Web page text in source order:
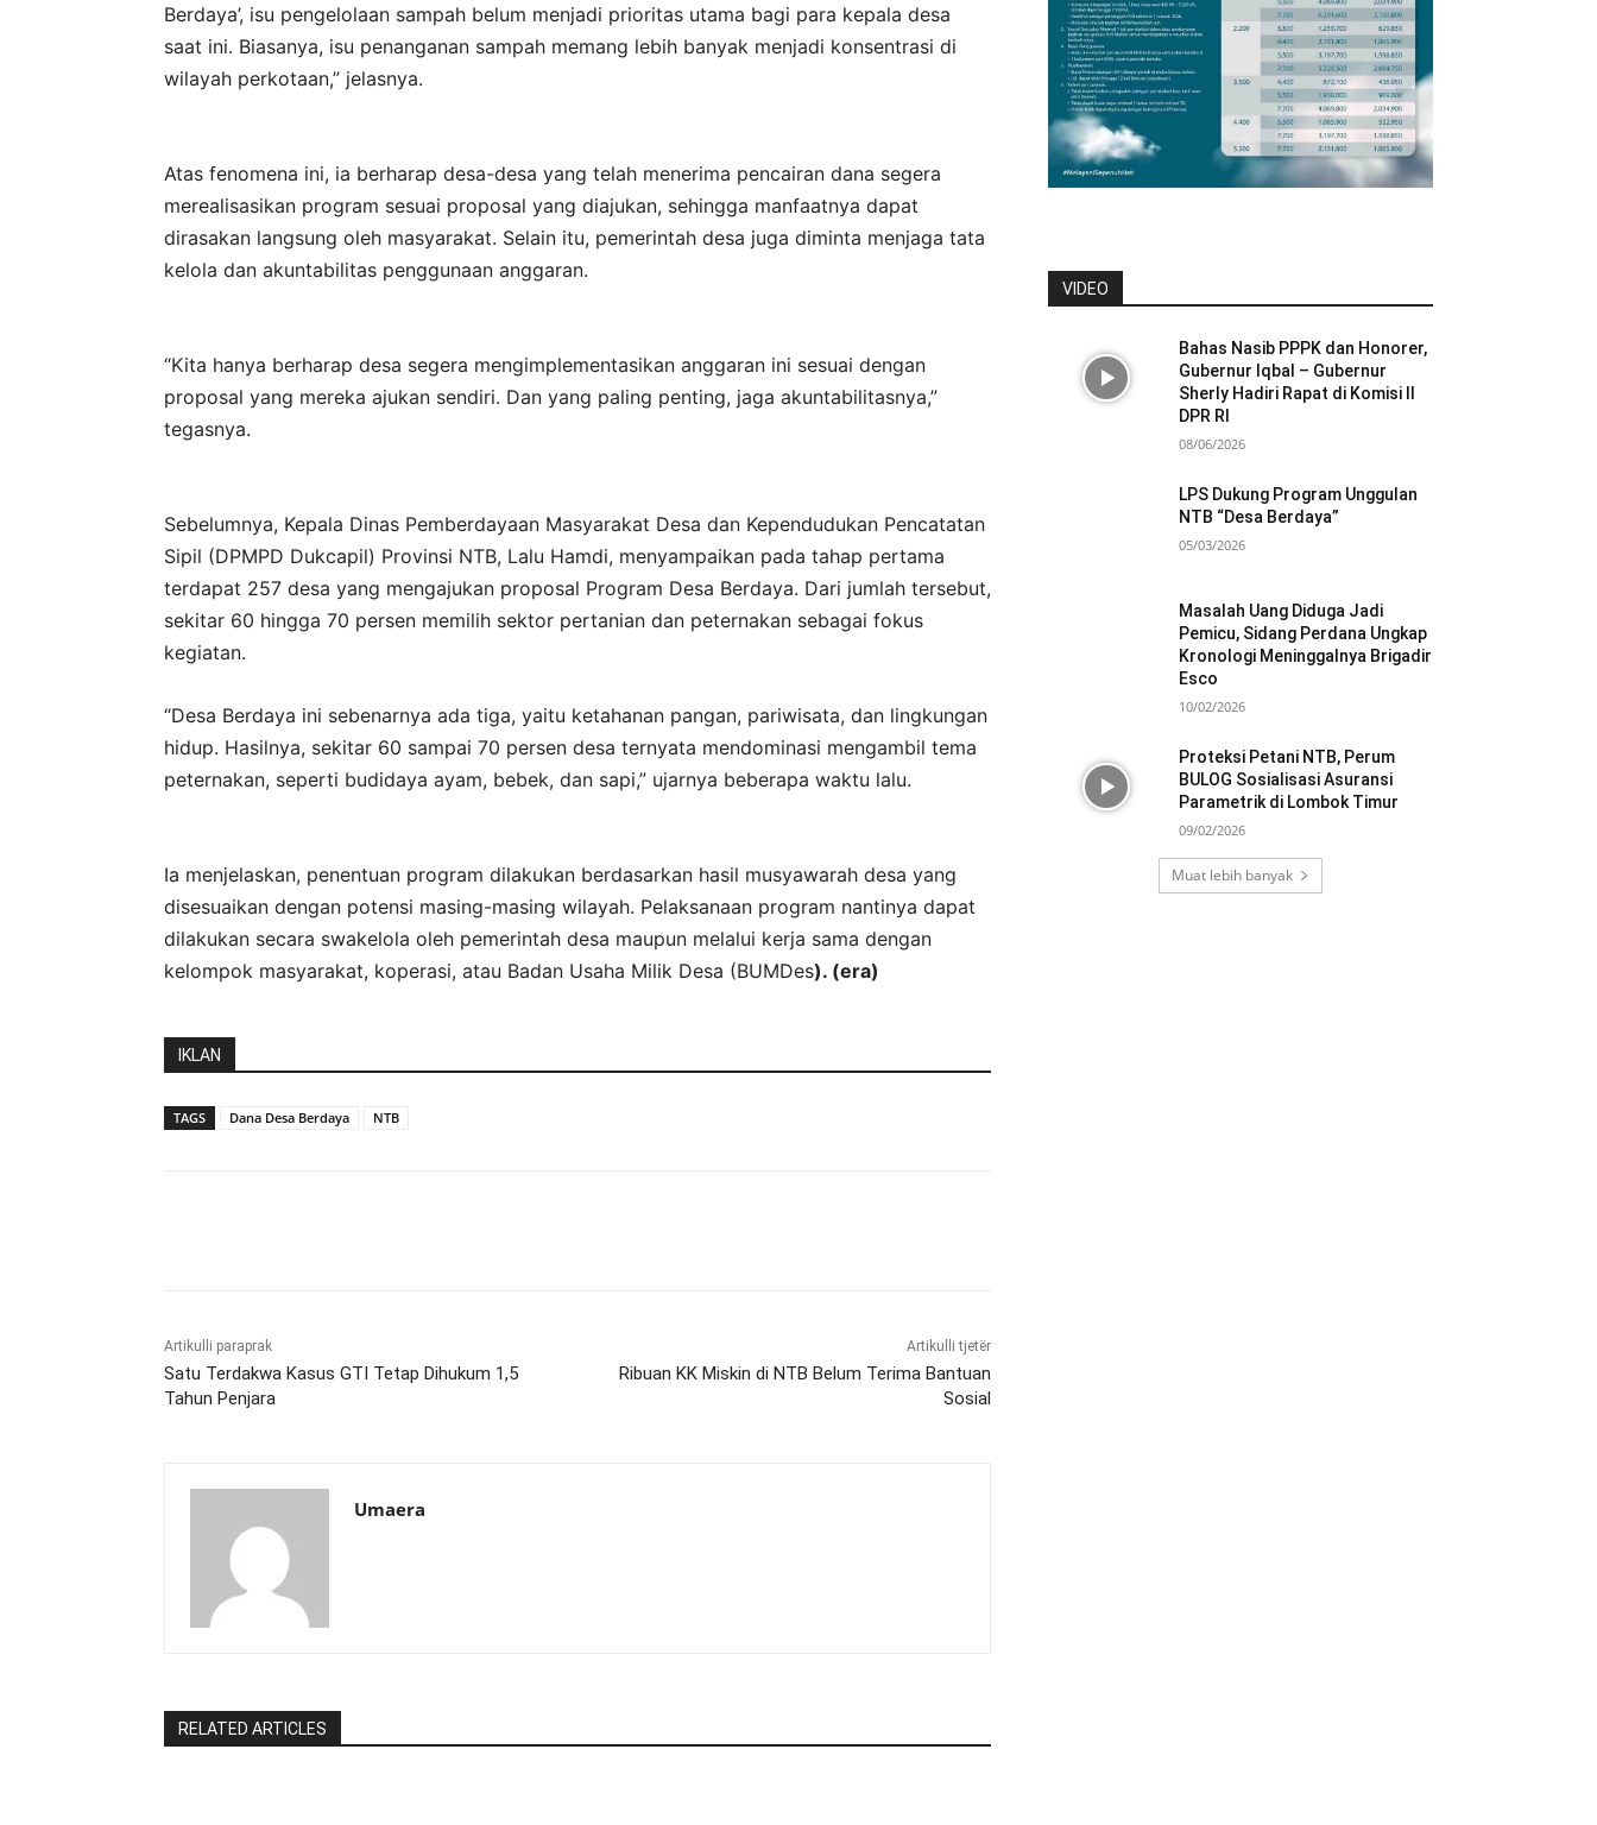
Berdaya’, isu pengelolaan sampah belum menjadi prioritas utama bagi para kepala desa
saat ini. Biasanya, isu penanganan sampah memang lebih banyak menjadi konsentrasi di
wilayah perkotaan,” jelasnya.
Atas fenomena ini, ia berharap desa-desa yang telah menerima pencairan dana segera
merealisasikan program sesuai proposal yang diajukan, sehingga manfaatnya dapat
dirasakan langsung oleh masyarakat. Selain itu, pemerintah desa juga diminta menjaga tata
kelola dan akuntabilitas penggunaan anggaran.
“Kita hanya berharap desa segera mengimplementasikan anggaran ini sesuai dengan
proposal yang mereka ajukan sendiri. Dan yang paling penting, jaga akuntabilitasnya,”
tegasnya.
Sebelumnya, Kepala Dinas Pemberdayaan Masyarakat Desa dan Kependudukan Pencatatan
Sipil (DPMPD Dukcapil) Provinsi NTB, Lalu Hamdi, menyampaikan pada tahap pertama
terdapat 257 desa yang mengajukan proposal Program Desa Berdaya. Dari jumlah tersebut,
sekitar 60 hingga 70 persen memilih sektor pertanian dan peternakan sebagai fokus
kegiatan.
“Desa Berdaya ini sebenarnya ada tiga, yaitu ketahanan pangan, pariwisata, dan lingkungan
hidup. Hasilnya, sekitar 60 sampai 70 persen desa ternyata mendominasi mengambil tema
peternakan, seperti budidaya ayam, bebek, dan sapi,” ujarnya beberapa waktu lalu.
Ia menjelaskan, penentuan program dilakukan berdasarkan hasil musyawarah desa yang
disesuaikan dengan potensi masing-masing wilayah. Pelaksanaan program nantinya dapat
dilakukan secara swakelola oleh pemerintah desa maupun melalui kerja sama dengan
kelompok masyarakat, koperasi, atau Badan Usaha Milik Desa (BUMDes). (era)
IKLAN
TAGS Dana Desa Berdaya NTB
Artikulli paraprak
Satu Terdakwa Kasus GTI Tetap Dihukum 1,5
Tahun Penjara
Artikulli tjetër
Ribuan KK Miskin di NTB Belum Terima Bantuan
Sosial
Umaera
RELATED ARTICLES
VIDEO
Bahas Nasib PPPK dan Honorer,
Gubernur Iqbal – Gubernur
Sherly Hadiri Rapat di Komisi II
DPR RI
08/06/2026
LPS Dukung Program Unggulan
NTB “Desa Berdaya”
05/03/2026
Masalah Uang Diduga Jadi
Pemicu, Sidang Perdana Ungkap
Kronologi Meninggalnya Brigadir
Esco
10/02/2026
Proteksi Petani NTB, Perum
BULOG Sosialisasi Asuransi
Parametrik di Lombok Timur
09/02/2026
Muat lebih banyak